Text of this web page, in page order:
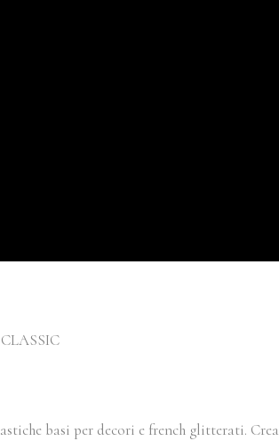
basi per decori e french glitterati. Crea